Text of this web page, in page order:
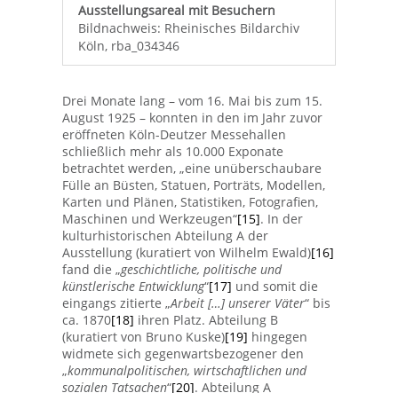
Ausstellungsareal mit Besuchern
Bildnachweis: Rheinisches Bildarchiv
Köln, rba_034346
Drei Monate lang – vom 16. Mai bis zum 15.
August 1925 – konnten in den im Jahr zuvor
eröffneten Köln-Deutzer Messehallen
schließlich mehr als 10.000 Exponate
betrachtet werden, „eine unüberschaubare
Fülle an Büsten, Statuen, Porträts, Modellen,
Karten und Plänen, Statistiken, Fotografien,
Maschinen und Werkzeugen“[15]. In der
kulturhistorischen Abteilung A der
Ausstellung (kuratiert von Wilhelm Ewald)[16]
fand die „geschichtliche, politische und
künstlerische Entwicklung“[17] und somit die
eingangs zitierte „Arbeit […] unserer Väter“ bis
ca. 1870[18] ihren Platz. Abteilung B
(kuratiert von Bruno Kuske)[19] hingegen
widmete sich gegenwartsbezogener den
„kommunalpolitischen, wirtschaftlichen und
sozialen Tatsachen“[20]. Abteilung A